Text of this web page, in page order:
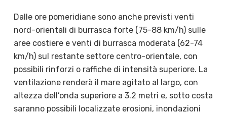
Dalle ore pomeridiane sono anche previsti venti
nord-orientali di burrasca forte (75-88 km/h) sulle
aree costiere e venti di burrasca moderata (62-74
km/h) sul restante settore centro-orientale, con
possibili rinforzi o raffiche di intensità superiore. La
ventilazione renderà il mare agitato al largo, con
altezza dell’onda superiore a 3.2 metri e, sotto costa
saranno possibili localizzate erosioni, inondazioni